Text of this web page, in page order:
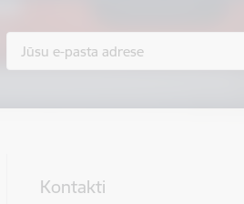
Kontakti